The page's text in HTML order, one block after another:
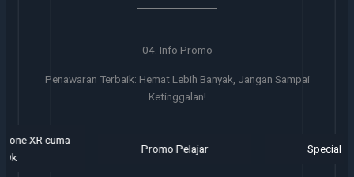
04. Info Promo
Penawaran Terbaik: Hemat Lebih Banyak, Jangan Sampai
Ketinggalan!